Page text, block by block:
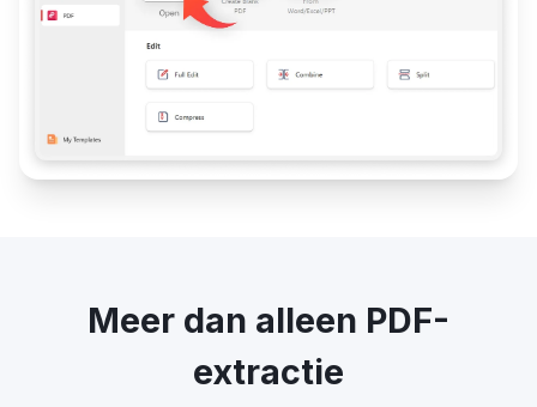
Meer dan alleen PDF-
extractie